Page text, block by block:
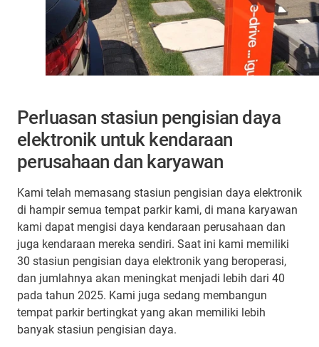
Perluasan stasiun pengisian daya
elektronik untuk kendaraan
perusahaan dan karyawan
Kami telah memasang stasiun pengisian daya elektronik
di hampir semua tempat parkir kami, di mana karyawan
kami dapat mengisi daya kendaraan perusahaan dan
juga kendaraan mereka sendiri. Saat ini kami memiliki
30 stasiun pengisian daya elektronik yang beroperasi,
dan jumlahnya akan meningkat menjadi lebih dari 40
pada tahun 2025. Kami juga sedang membangun
tempat parkir bertingkat yang akan memiliki lebih
banyak stasiun pengisian daya.